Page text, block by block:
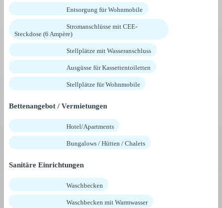
Entsorgung für Wohnmobile
Stromanschlüsse mit CEE-
Steckdose (6 Ampère)
Stellplätze mit Wasseranschluss
Ausgüsse für Kassettentoiletten
Stellplätze für Wohnmobile
Bettenangebot / Vermietungen
Hotel/Apartments
Bungalows / Hütten / Chalets
Sanitäre Einrichtungen
Waschbecken
Waschbecken mit Warmwasser